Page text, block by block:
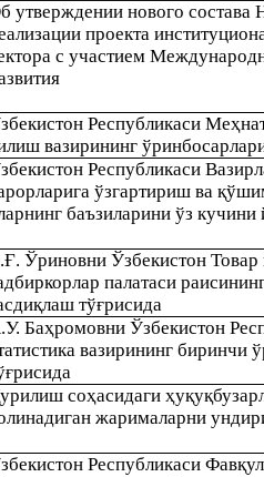
утверждении нового состава
проекта
с участием
Республикаси Меҳ
вазирининг
Республикаси
ўзгартириш ва қ
баъзиларини ўз кучини
Ғ. Ўриновни Ўзбекистон
палатаси
қлаш тўғрисида
Баҳромовни Ўзбекистон
вазирининг биринчи
ғрисида
урилиш соҳасидаги ҳуқуқ
жарималарни
Республикаси Фавқ